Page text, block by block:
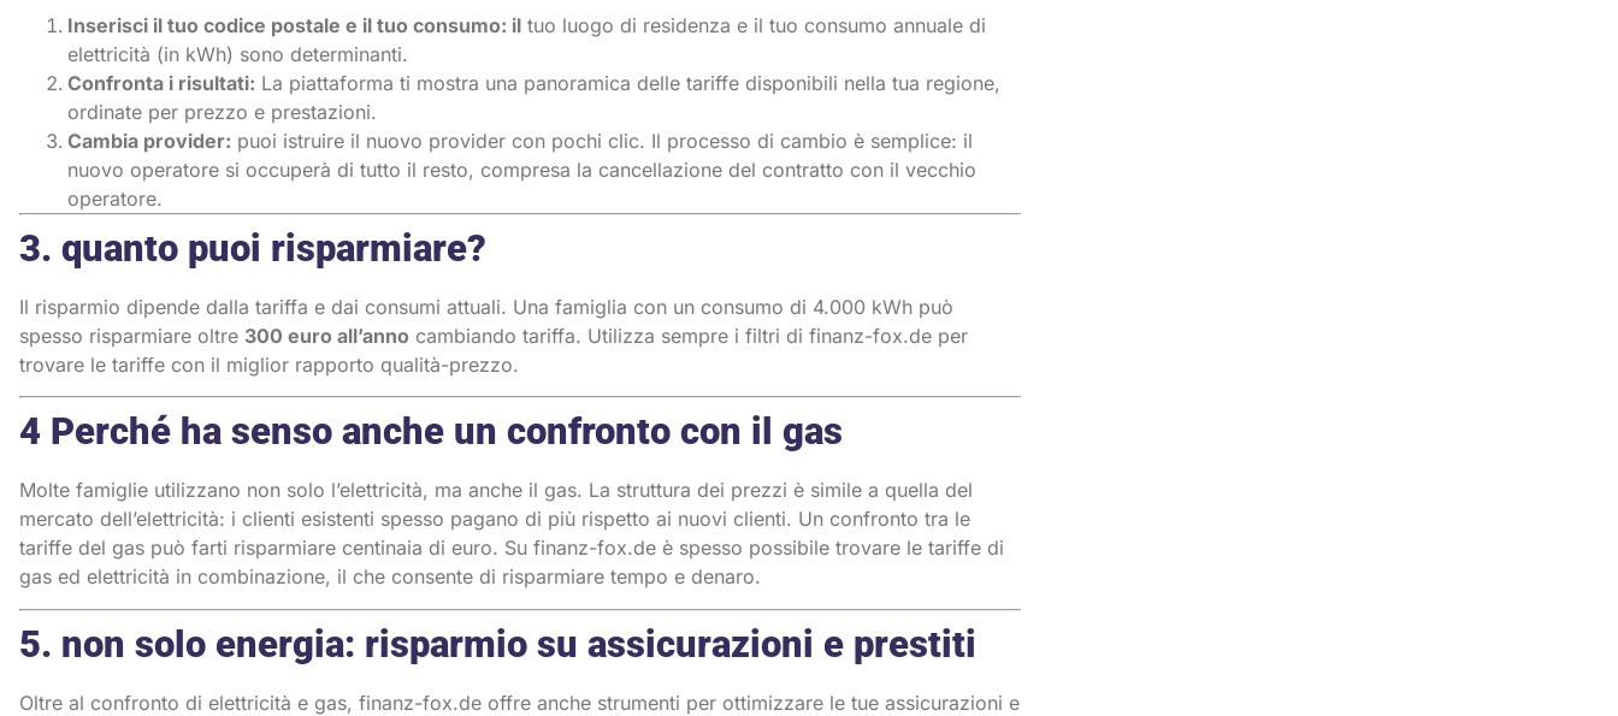
Inserisci il tuo codice postale e il tuo consumo: il tuo luogo di residenza e il tuo consumo annuale di
elettricità (in kWh) sono determinanti.
Confronta i risultati: La piattaforma ti mostra una panoramica delle tariffe disponibili nella tua regione,
ordinate per prezzo e prestazioni.
Cambia provider: puoi istruire il nuovo provider con pochi clic. Il processo di cambio è semplice: il
nuovo operatore si occuperà di tutto il resto, compresa la cancellazione del contratto con il vecchio
operatore.
3. quanto puoi risparmiare?
Il risparmio dipende dalla tariffa e dai consumi attuali. Una famiglia con un consumo di 4.000 kWh può
spesso risparmiare oltre 300 euro all’anno cambiando tariffa. Utilizza sempre i filtri di finanz-fox.de per
trovare le tariffe con il miglior rapporto qualità-prezzo.
4 Perché ha senso anche un confronto con il gas
Molte famiglie utilizzano non solo l’elettricità, ma anche il gas. La struttura dei prezzi è simile a quella del
mercato dell’elettricità: i clienti esistenti spesso pagano di più rispetto ai nuovi clienti. Un confronto tra le
tariffe del gas può farti risparmiare centinaia di euro. Su finanz-fox.de è spesso possibile trovare le tariffe di
gas ed elettricità in combinazione, il che consente di risparmiare tempo e denaro.
5. non solo energia: risparmio su assicurazioni e prestiti
Oltre al confronto di elettricità e gas, finanz-fox.de offre anche strumenti per ottimizzare le tue assicurazioni e